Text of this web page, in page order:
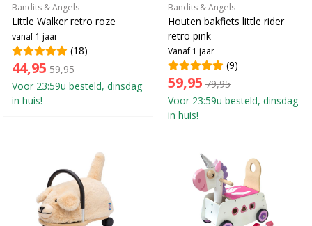
Bandits & Angels
Little Walker retro roze
vanaf 1 jaar
(18)
44,95 59,95
Voor 23:59u besteld, dinsdag
in huis!
Bandits & Angels
Houten bakfiets little rider
retro pink
Vanaf 1 jaar
(9)
59,95 79,95
Voor 23:59u besteld, dinsdag
in huis!